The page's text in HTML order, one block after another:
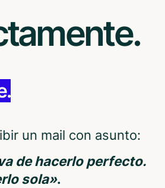
un mail con asunto:
de hacerlo perfecto.
sola».